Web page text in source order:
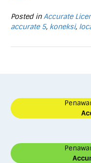
Posted in Accurate
accurate 5, koneksi,